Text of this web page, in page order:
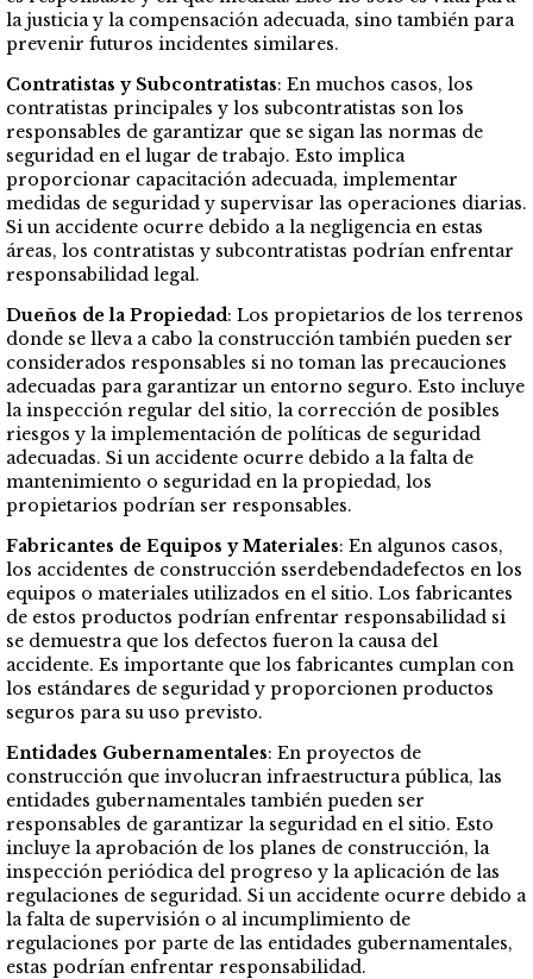
la justicia y la compensación adecuada, sino también para
prevenir futuros incidentes similares.
Contratistas y Subcontratistas: En muchos casos, los
contratistas principales y los subcontratistas son los
responsables de garantizar que se sigan las normas de
seguridad en el lugar de trabajo. Esto implica
proporcionar capacitación adecuada, implementar
medidas de seguridad y supervisar las operaciones diarias.
Si un accidente ocurre debido a la negligencia en estas
áreas, los contratistas y subcontratistas podrían enfrentar
responsabilidad legal.
Dueños de la Propiedad: Los propietarios de los terrenos
donde se lleva a cabo la construcción también pueden ser
considerados responsables si no toman las precauciones
adecuadas para garantizar un entorno seguro. Esto incluye
la inspección regular del sitio, la corrección de posibles
riesgos y la implementación de políticas de seguridad
adecuadas. Si un accidente ocurre debido a la falta de
mantenimiento o seguridad en la propiedad, los
propietarios podrían ser responsables.
Fabricantes de Equipos y Materiales: En algunos casos,
los accidentes de construcción sserdebendadefectos en los
equipos o materiales utilizados en el sitio. Los fabricantes
de estos productos podrían enfrentar responsabilidad si
se demuestra que los defectos fueron la causa del
accidente. Es importante que los fabricantes cumplan con
los estándares de seguridad y proporcionen productos
seguros para su uso previsto.
Entidades Gubernamentales: En proyectos de
construcción que involucran infraestructura pública, las
entidades gubernamentales también pueden ser
responsables de garantizar la seguridad en el sitio. Esto
incluye la aprobación de los planes de construcción, la
inspección periódica del progreso y la aplicación de las
regulaciones de seguridad. Si un accidente ocurre debido a
la falta de supervisión o al incumplimiento de
regulaciones por parte de las entidades gubernamentales,
estas podrían enfrentar responsabilidad.